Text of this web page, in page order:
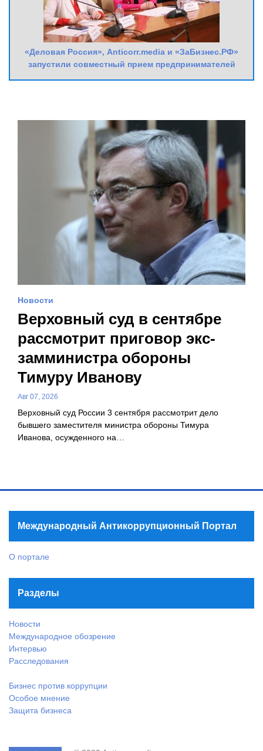
«Деловая Россия», Anticorr.media и «ЗаБизнес.РФ»
запустили совместный прием предпринимателей
Новости
Верховный суд в сентябре
рассмотрит приговор экс-
замминистра обороны
Тимуру Иванову
Авг 07, 2026
Верховный суд России 3 сентября рассмотрит дело
бывшего заместителя министра обороны Тимура
Иванова, осужденного на…
Международный Антикоррупционный Портал
О портале
Разделы
Новости
Международное обозрение
Интервью
Расследования
Бизнес против коррупции
Особое мнение
Защита бизнеса